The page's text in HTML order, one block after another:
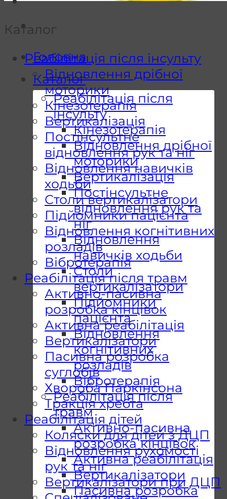
Головна
Каталог
Реабілітація після
інсульту
Кінезотерапія
Відновлення дрібної
моторики
Вертикалізація
Постінсультне
відновлення рук та
ніг
Відновлення
навичків ходьби
Столи
вертикалізатори
Підйомники
пацієнта
Відновлення
когнітивних
розладів
Вібротерапія
Реабілітація після
травм
Активно-пасивна
розробка кінцівок
Активна реабілітація
Вертикалізатори
Пасивна розробка
Каталог
Реабілітація після інсульту
Відновлення дрібної
моторики
Кінезотерапія
Вертикалізація
Постінсультне
відновлення рук та ніг
Відновлення навичків
ходьби
Столи вертикалізатори
Підйомники пацієнта
Відновлення когнітивних
розладів
Вібротерапія
Реабілітація після травм
Активно-пасивна
розробка кінцівок
Активна реабілітація
Вертикалізатори
Пасивна розробка
суглобів
Хвороба Паркінсона
Тракція хребта
Реабілітація дітей
Коляски для дітей з ДЦП
Відновлення рухомості
рук та ніг
Вертикалізатори при ДЦП